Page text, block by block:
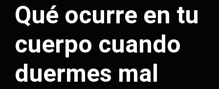
Qué ocurre en tu
cuerpo cuando
duermes mal